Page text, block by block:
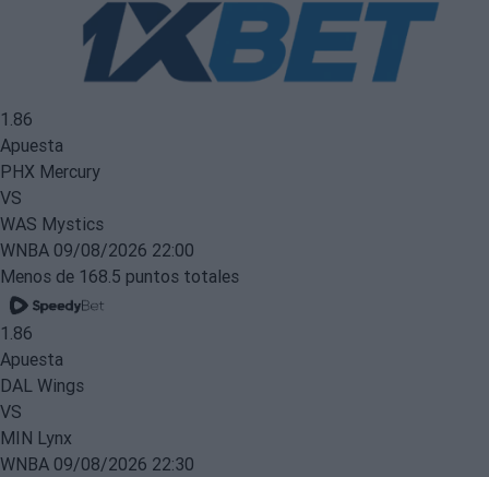
1.86
Apuesta
PHX Mercury
VS
WAS Mystics
WNBA 09/08/2026 22:00
Menos de 168.5 puntos totales
1.86
Apuesta
DAL Wings
VS
MIN Lynx
WNBA 09/08/2026 22:30